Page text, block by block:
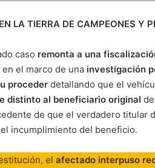
LA TIERRA DE CAMPEONES Y
caso remonta a una
el marco de una investigación
proceder detallando que el
distinto al beneficiario original
de que el verdadero titular
incumplimiento del beneficio.
el afectado interpuso